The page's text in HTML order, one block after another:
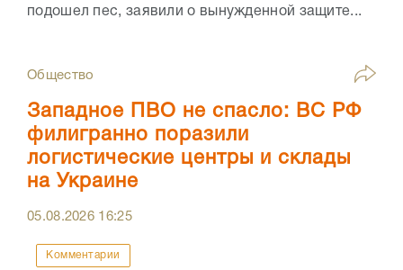
подошел пес, заявили о вынужденной защите...
Общество
Западное ПВО не спасло: ВС РФ
филигранно поразили
логистические центры и склады
на Украине
05.08.2026 16:25
Комментарии